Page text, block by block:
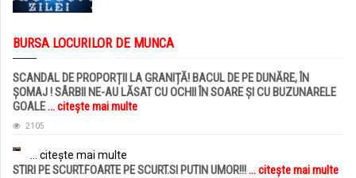
BURSA LOCURILOR DE MUNCA
SCANDAL DE PROPORȚII LA GRANIȚĂ! BACUL DE PE DUNĂRE, ÎN
ȘOMAJ ! SÂRBII NE-AU LĂSAT CU OCHII ÎN SOARE ȘI CU BUZUNARELE
GOALE... citește mai multe
2105
... citește mai multe
STIRI PE SCURT.FOARTE PE SCURT.SI PUTIN UMOR!!!... citește mai multe